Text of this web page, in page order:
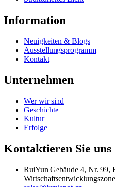
Information
Neuigkeiten & Blogs
Ausstellungsprogramm
Kontakt
Unternehmen
Wer wir sind
Geschichte
Kultur
Erfolge
Kontaktieren Sie uns
RuiYun Gebäude 4, Nr. 99,